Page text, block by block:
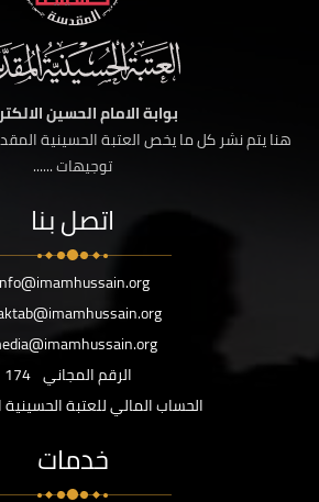
بوابة الامام الحسين
هنا يتم نشر كل ما يخص العتبة الحسينية
توجيهات ......
اتصل بنا
الرقم المجاني 174
الحساب المالي للعتبة
خدمات